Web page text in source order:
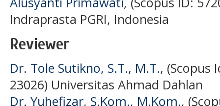
Indraprasta PGRI, Indonesia
Reviewer
Dr. Tole Sutikno, S.T., M.T., (Scopus
23026) Universitas Ahmad Dahlan
Dr. Yuhefizar, S.Kom., M.Kom.,